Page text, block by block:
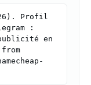
Profil
:
en